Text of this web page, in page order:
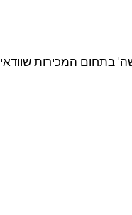
בתחום המכירות שוודאי